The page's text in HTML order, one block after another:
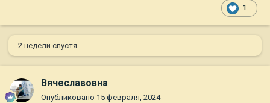
1
2 недели спустя...
Вячеславовна
Опубликовано 15 февраля, 2024